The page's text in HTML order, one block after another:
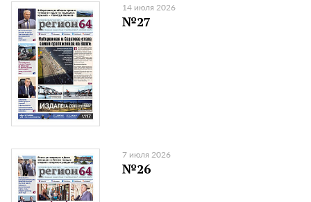
14 июля 2026
№27
7 июля 2026
№26